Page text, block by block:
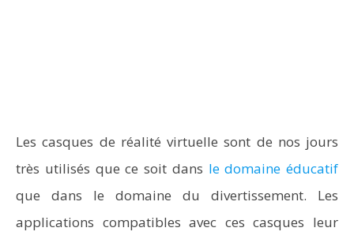
Les casques de réalité virtuelle sont de nos jours
très utilisés que ce soit dans le domaine éducatif
que dans le domaine du divertissement. Les
applications compatibles avec ces casques leur